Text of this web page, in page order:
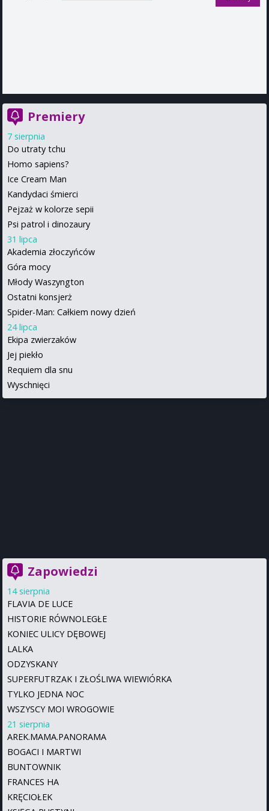
Premiery
7 sierpnia
Do utraty tchu
Homo sapiens?
Ice Cream Man
Kandydaci śmierci
Pejzaż w kolorze sepii
Psi patrol i dinozaury
31 lipca
Akademia złoczyńców
Góra mocy
Młody Waszyngton
Ostatni konsjerż
Spider-Man: Całkiem nowy dzień
24 lipca
Ekipa zwierzaków
Jej piekło
Requiem dla snu
Wyschnięci
Zapowiedzi
14 sierpnia
FLAVIA DE LUCE
HISTORIE RÓWNOLEGŁE
KONIEC ULICY DĘBOWEJ
LALKA
ODZYSKANY
SUPERFUTRZAK I ZŁOŚLIWA WIEWIÓRKA
TYLKO JEDNA NOC
WSZYSCY MOI WROGOWIE
21 sierpnia
AREK.MAMA.PANORAMA
BOGACI I MARTWI
BUNTOWNIK
FRANCES HA
KRĘCIOŁEK